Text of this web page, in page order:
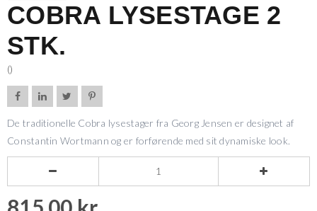
COBRA LYSESTAGE 2
STK.
()
   
De traditionelle Cobra lysestager fra Georg Jensen er designet af
Constantin Wortmann og er forførende med sit dynamiske look.
 